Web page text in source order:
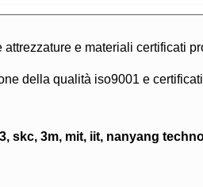
e materiali certificati
della qualità iso9001 e
skc, 3m, mit, iit, nanyang